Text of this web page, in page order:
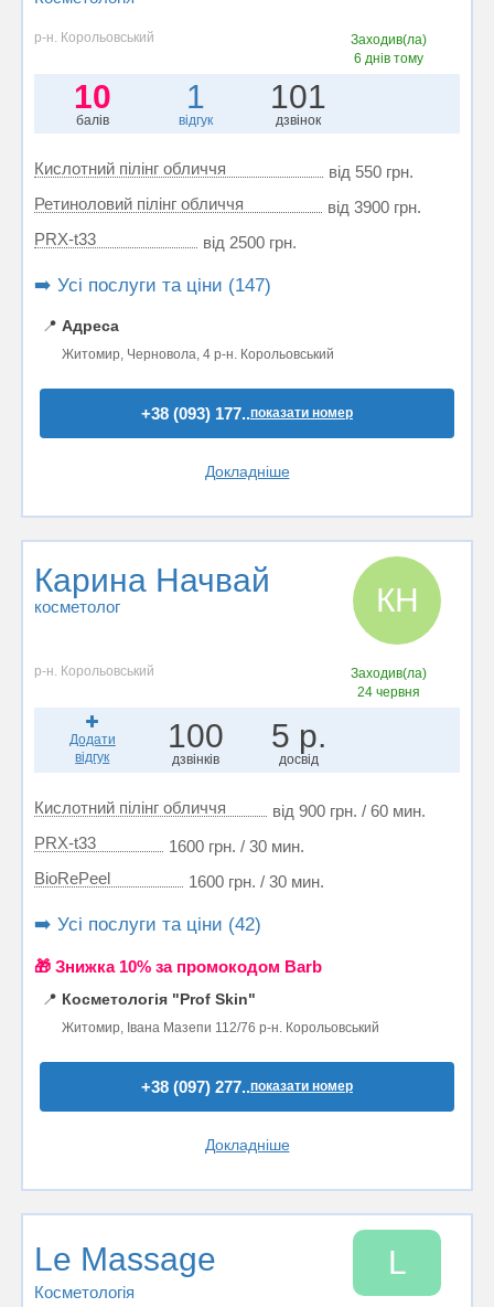
р-н. Корольовський
Заходив(ла)
6 днів тому
10
балів
1
відгук
101
дзвінок
Кислотний пілінг обличчя
від 550 грн.
Ретиноловий пілінг обличчя
від 3900 грн.
PRX-t33
від 2500 грн.
➡️ Усі послуги та ціни (147)
📍 Адреса
Житомир, Черновола, 4 р-н. Корольовський
+38 (093) 177..показати номер
Докладніше
Карина Начвай
косметолог КН
р-н. Корольовський
Заходив(ла)
24 червня
Додати
відгук
100
дзвінків
5 р.
досвід
Кислотний пілінг обличчя
від 900 грн. / 60 мин.
PRX-t33
1600 грн. / 30 мин.
BioRePeel
1600 грн. / 30 мин.
➡️ Усі послуги та ціни (42)
🎁 Знижка 10% за промокодом Barb
📍 Косметологія "Prof Skin"
Житомир, Івана Мазепи 112/76 р-н. Корольовський
+38 (097) 277..показати номер
Докладніше
Le Massage
Косметологія
L